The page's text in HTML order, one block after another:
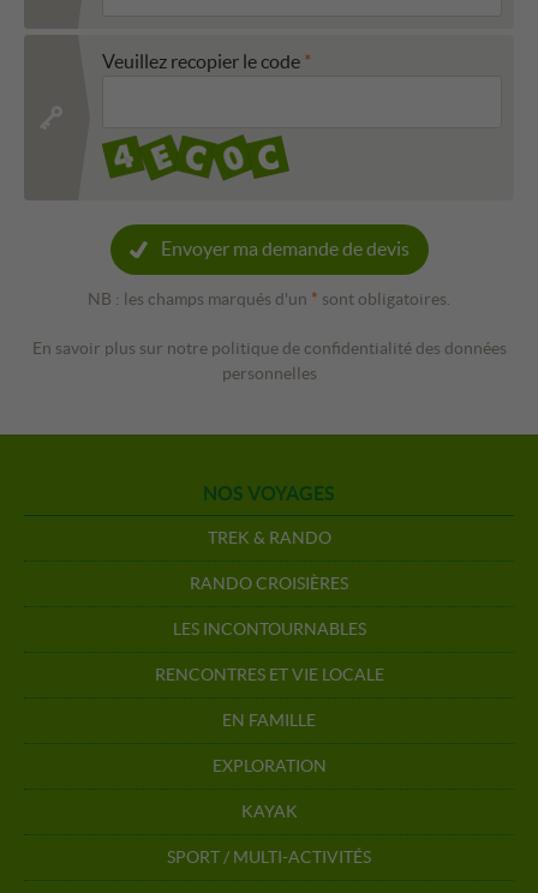
Veuillez recopier le code
Envoyer ma demande de devis
NB : les champs marqués d'un * sont obligatoires.
En savoir plus sur notre politique de confidentialité des données
personnelles
NOS VOYAGES
TREK & RANDO
RANDO CROISIÈRES
LES INCONTOURNABLES
RENCONTRES ET VIE LOCALE
EN FAMILLE
EXPLORATION
KAYAK
SPORT / MULTI-ACTIVITÉS